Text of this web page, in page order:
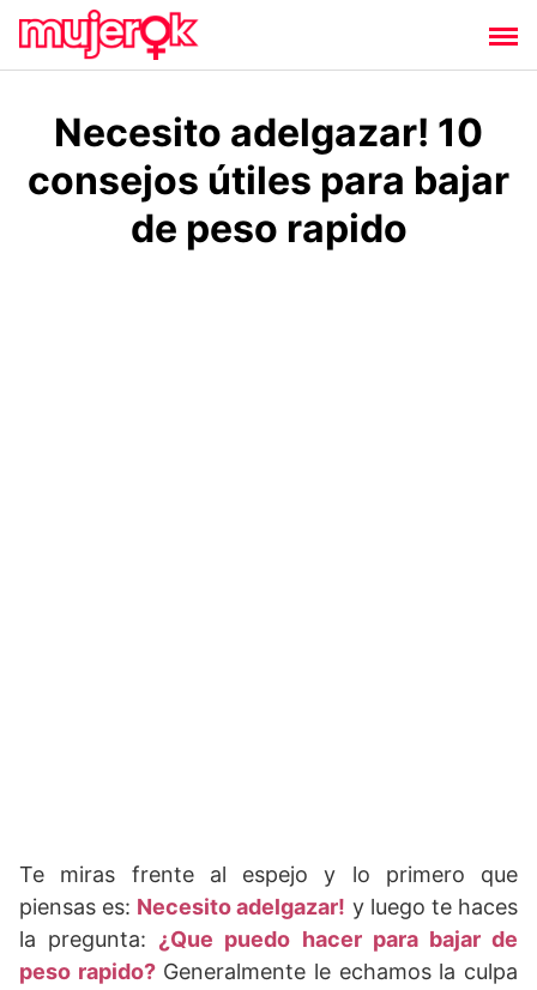
Saltar
contenido
Necesito adelgazar! 10
consejos útiles para bajar
de peso rapido
Te miras frente al espejo y lo primero que
piensas es: Necesito adelgazar! y luego te haces
la pregunta: ¿Que puedo hacer para bajar de
peso rapido?Generalmente le echamos la culpa